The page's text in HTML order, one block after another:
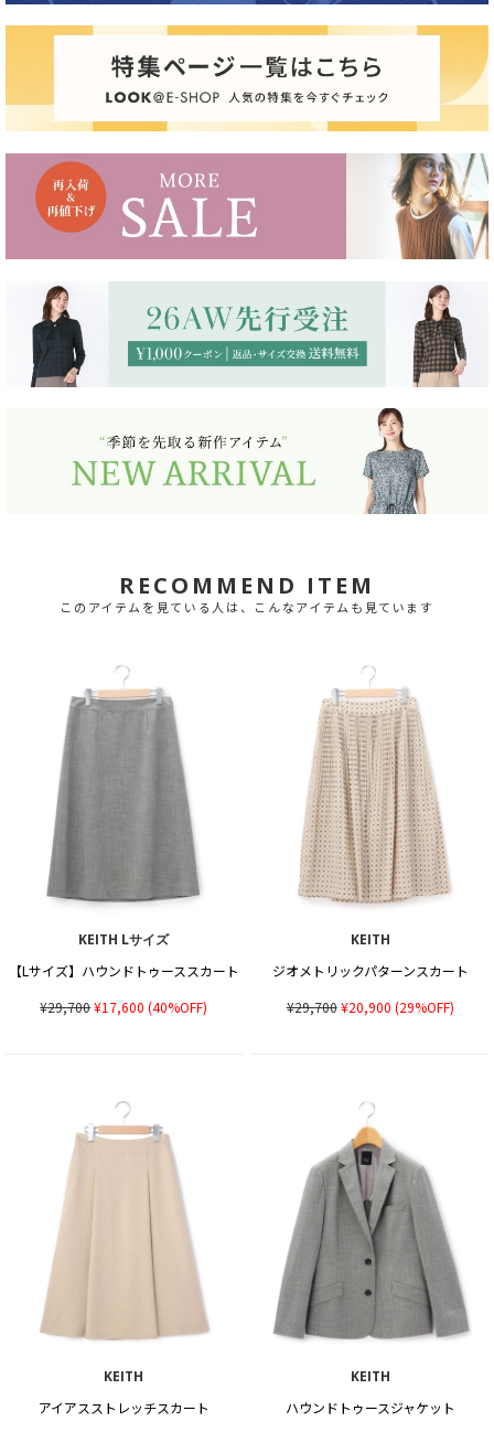
RECOMMEND ITEM
このアイテムを見ている人は、こんなアイテムも見ています
KEITH Lサイズ
【Lサイズ】ハウンドトゥーススカート
¥29,700¥17,600 (40%OFF)
KEITH
ジオメトリックパターンスカート
¥29,700¥20,900 (29%OFF)
KEITH
アイアスストレッチスカート
KEITH
ハウンドトゥースジャケット